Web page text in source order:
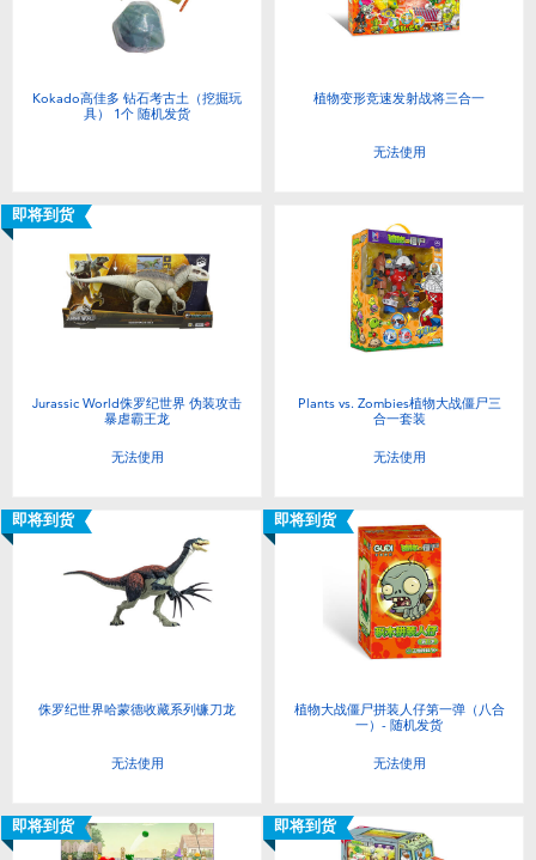
Kokado高佳多 钻石考古土（挖掘玩
具） 1个 随机发货
植物变形竞速发射战将三合一
无法使用
即将到货
Jurassic World侏罗纪世界 伪装攻击
暴虐霸王龙
无法使用
Plants vs. Zombies植物大战僵尸三
合一套装
无法使用
即将到货
侏罗纪世界哈蒙德收藏系列镰刀龙
无法使用
即将到货
植物大战僵尸拼装人仔第一弹（八合
一）- 随机发货
无法使用
即将到货 即将到货